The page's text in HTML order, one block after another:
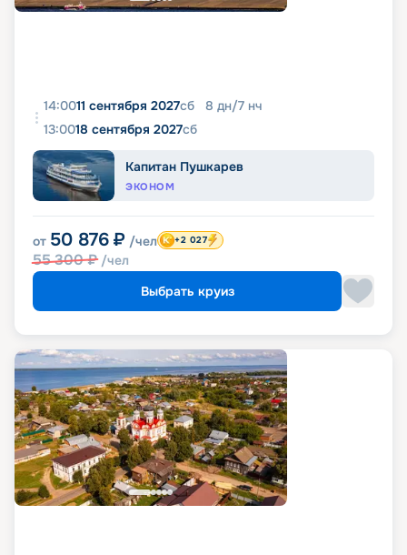
14:0011 сентября 2027сб 8 дн/7 нч
13:0018 сентября 2027сб
Капитан Пушкарев
ЭКОНОМ
от 50 876 ₽ /чел
55 300₽ /чел
+2 027
Выбрать круиз